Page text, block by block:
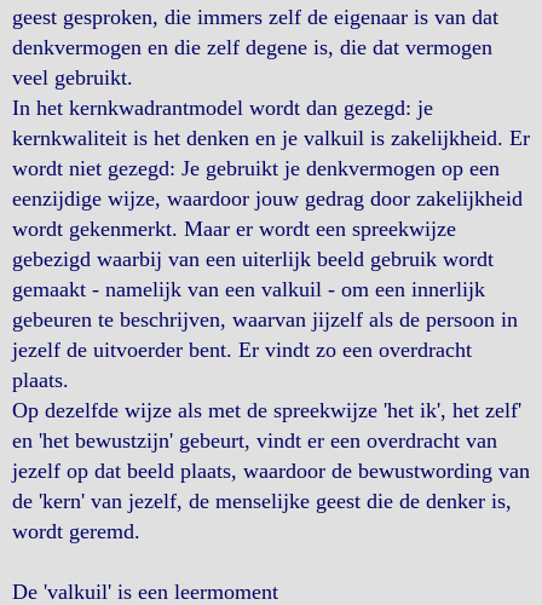
geest gesproken, die immers zelf de eigenaar is van dat
denkvermogen en die zelf degene is, die dat vermogen
veel gebruikt.
In het kernkwadrantmodel wordt dan gezegd: je
kernkwaliteit is het denken en je valkuil is zakelijkheid. Er
wordt niet gezegd: Je gebruikt je denkvermogen op een
eenzijdige wijze, waardoor jouw gedrag door zakelijkheid
wordt gekenmerkt. Maar er wordt een spreekwijze
gebezigd waarbij van een uiterlijk beeld gebruik wordt
gemaakt - namelijk van een valkuil - om een innerlijk
gebeuren te beschrijven, waarvan jijzelf als de persoon in
jezelf de uitvoerder bent. Er vindt zo een overdracht
plaats.
Op dezelfde wijze als met de spreekwijze 'het ik', het zelf'
en 'het bewustzijn' gebeurt, vindt er een overdracht van
jezelf op dat beeld plaats, waardoor de bewustwording van
de 'kern' van jezelf, de menselijke geest die de denker is,
wordt geremd.
De 'valkuil' is een leermoment